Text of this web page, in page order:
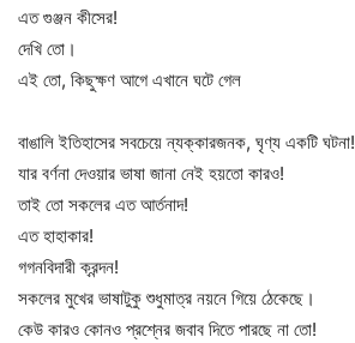
এত গুঞ্জন কীসের!
দেখি তো।
এই তো, কিছুক্ষণ আগে এখানে ঘটে গেল
বাঙালি ইতিহাসের সবচেয়ে ন্যক্কারজনক, ঘৃণ্য একটি ঘটনা!
যার বর্ণনা দেওয়ার ভাষা জানা নেই হয়তো কারও!
তাই তো সকলের এত আর্তনাদ!
এত হাহাকার!
গগনবিদারী ক্রন্দন!
সকলের মুখের ভাষাটুকু শুধুমাত্র নয়নে গিয়ে ঠেকেছে।
কেউ কারও কোনও প্রশ্নের জবাব দিতে পারছে না তো!